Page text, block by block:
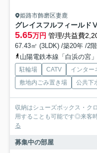
姫路市飾磨区妻鹿
グレイスフルフィールド
5.65万円 管理/共益費
67.43㎡ (3LDK) /築20年 /2
山陽電鉄本線「白浜の宮
駐輪場 CATV インター
敷地内ごみ置き場
公共下
収納はシューズボックス・ク
用することも可能です◎来客
る
募集中の部屋